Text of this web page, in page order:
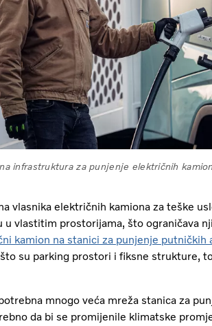
infrastruktura za punjenje električnih
vlasnika električnih kamiona za teške
u vlastitim prostorijama, što ograničava
kamion na stanici za punjenje putničkih
su parking prostori i fiksne strukture,
mnogo veća mreža stanica za
da bi se promijenile klimatske